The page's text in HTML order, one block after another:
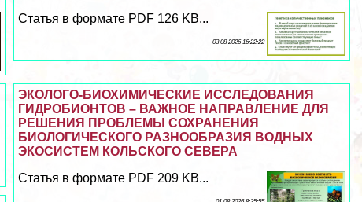
Статья в формате PDF 126 KB...
03 08 2026 16:22:22
ЭКОЛОГО-БИОХИМИЧЕСКИЕ ИССЛЕДОВАНИЯ
ГИДРОБИОНТОВ – ВАЖНОЕ НАПРАВЛЕНИЕ ДЛЯ
РЕШЕНИЯ ПРОБЛЕМЫ СОХРАНЕНИЯ
БИОЛОГИЧЕСКОГО РАЗНООБРАЗИЯ ВОДНЫХ
ЭКОСИСТЕМ КОЛЬСКОГО СЕВЕРА
Статья в формате PDF 209 KB...